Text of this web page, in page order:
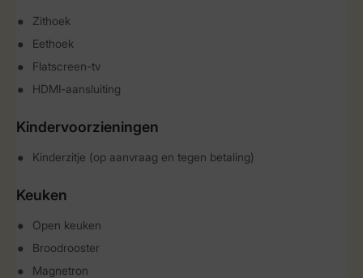
Zithoek
Eethoek
Flatscreen-tv
HDMI-aansluiting
Kindervoorzieningen
Kinderzitje (op aanvraag en tegen betaling)
Keuken
Open keuken
Broodrooster
Magnetron